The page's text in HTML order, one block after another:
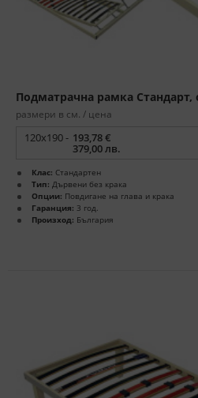
Подматрачна рамка
размери в см. / цена
120x190 - 193,78 €
379,00 лв.
Клас: Стандартен
Тип: Дървени без крака
Опции: Повдигане на глава и крака
Гаранция: 3 год.
Произход: България